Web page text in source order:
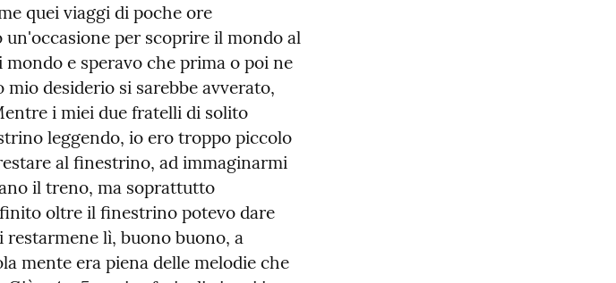
quei viaggi di poche ore
per scoprire il mondo al
e speravo che prima o poi ne
desiderio si sarebbe avverato,
i miei due fratelli di solito
leggendo, io ero troppo piccolo
al finestrino, ad immaginarmi
il treno, ma soprattutto
oltre il finestrino potevo dare
restarmene lì, buono buono, a
mente era piena delle melodie che